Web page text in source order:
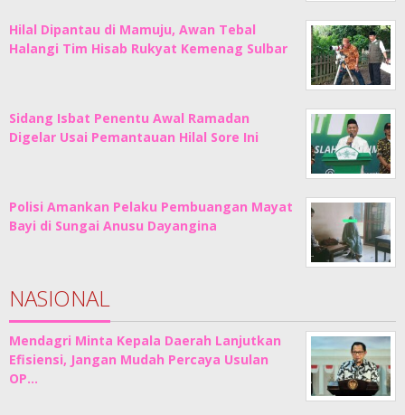
Hilal Dipantau di Mamuju, Awan Tebal
Halangi Tim Hisab Rukyat Kemenag Sulbar
Sidang Isbat Penentu Awal Ramadan
Digelar Usai Pemantauan Hilal Sore Ini
Polisi Amankan Pelaku Pembuangan Mayat
Bayi di Sungai Anusu Dayangina
NASIONAL
Mendagri Minta Kepala Daerah Lanjutkan
Efisiensi, Jangan Mudah Percaya Usulan
OP…